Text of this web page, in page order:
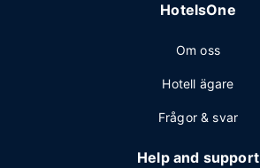
HotelsOne
Om oss
Hotell ägare
Frågor & svar
Help and support